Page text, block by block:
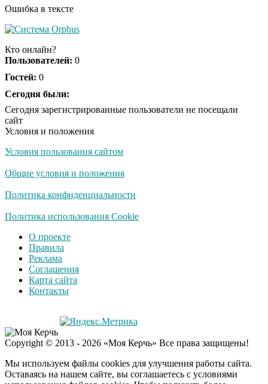
Ошибка в тексте
Кто онлайн?
Пользователей: 0
Гостей: 0
Сегодня были:
Сегодня зарегистрированные пользователи не посещали
сайт
Условия и положения
Условия пользования сайтом
Общие условия и положения
Политика конфиденциальности
Политика использования Cookie
О проекте
Правила
Реклама
Соглашения
Карта сайта
Контакты
Copyright © 2013 - 2026 «Моя Керчь» Все права защищены!
Мы используем файлы cookies для улучшения работы сайта.
Оставаясь на нашем сайте, вы соглашаетесь с условиями